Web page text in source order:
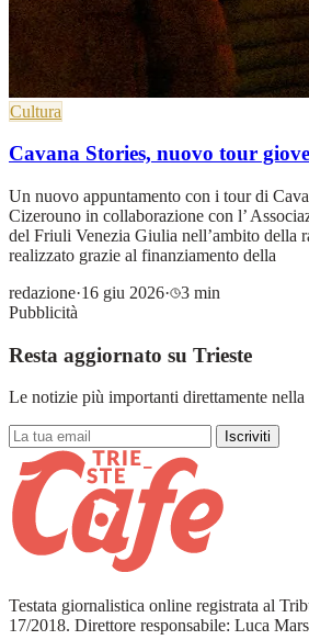
Cultura
Cavana Stories, nuovo tour
Un nuovo appuntamento con i tour di
Cizerouno in collaborazione con l’
del Friuli Venezia Giulia nell’ambito della
realizzato grazie al finanziamento della
redazione·16 giu 2026·
3 min
Pubblicità
Resta aggiornato su Trieste
Le notizie più importanti direttamente nella
Iscriviti
Testata giornalistica online registrata al
17/2018. Direttore responsabile: Luca